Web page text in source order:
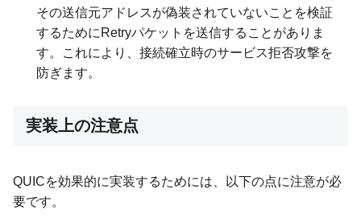
その送信元アドレスが偽装されていないことを検証
するためにRetryパケットを送信することがありま
す。これにより、接続確立時のサービス拒否攻撃を
防ぎます。
実装上の注意点
QUICを効果的に実装するためには、以下の点に注意が必
要です。